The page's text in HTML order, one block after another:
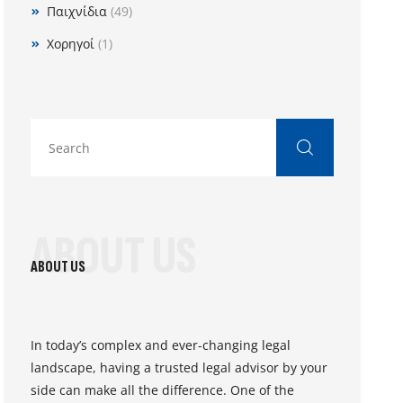
Παιχνίδια (49)
Χορηγοί (1)
ABOUT US
ABOUT US
In today’s complex and ever-changing legal
landscape, having a trusted legal advisor by your
side can make all the difference. One of the